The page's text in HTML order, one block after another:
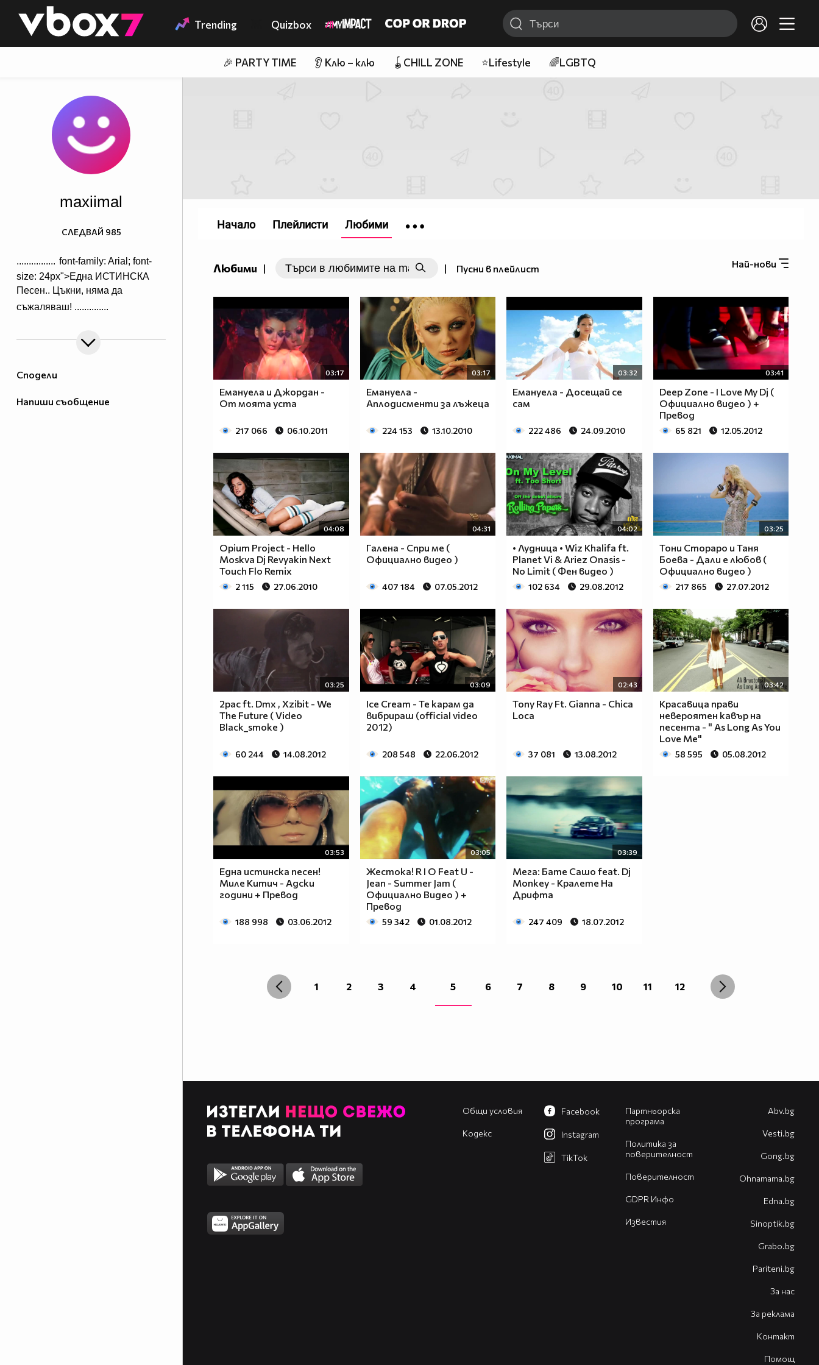
👾 Trending Quizbox
🎉 PARTY TIME 👂 Клю – клю 🪀CHILL ZONE ⭐Lifestyle 🌈LGBTQ
Сподели
Напиши съобщение
maxiimal
................ font-family: Arial; font-
size: 24px">Една ИСТИНСКА
Песен.. Цъкни, няма да
съжаляваш! ..............
СЛЕДВАЙ 985
Любими | | Пусни в плейлист Най-нови
03:17
Емануела и Джордан -
От моята уста
217 066 06.10.2011
03:17
Емануела -
Аплодисменти за лъжеца
224 153 13.10.2010
03:32
Емануела - Досещай се
сам
222 486 24.09.2010
03:41
Deep Zone - I Love My Dj (
Официално видео ) +
Превод
65 821 12.05.2012
04:08
Opium Project - Hello
Moskva Dj Revyakin Next
Touch Flo Remix
2 115 27.06.2010
04:31
Галена - Спри ме (
Официално видео )
407 184 07.05.2012
04:02
• Лудница • Wiz Khalifa ft.
Planet Vi & Ariez Onasis -
No Limit ( Фен видео )
102 634 29.08.2012
03:25
Тони Стораро и Таня
Боева - Дали е любов (
Официално видео )
217 865 27.07.2012
03:25
2pac ft. Dmx , Xzibit - We
The Future ( Video
Black_smoke )
60 244 14.08.2012
03:09
Ice Cream - Те карам да
вибрираш (official video
2012)
208 548 22.06.2012
02:43
Tony Ray Ft. Gianna - Chica
Loca
37 081 13.08.2012
03:42
Красавица прави
невеpоятен кавър на
песента - " As Long As You
Love Me"
58 595 05.08.2012
03:53
Една истинска песен!
Миле Китич - Адски
години + Превод
188 998 03.06.2012
03:05
Жестока! R I O Feat U -
Jean - Summer Jam (
Официално Видео ) +
Превод
59 342 01.08.2012
03:39
Мега: Бате Сашо feat. Dj
Monkey - Кралете На
Дрифта
247 409 18.07.2012
1 2 3 4 5 6 7 8 9 10 11 12
Начало Плейлисти Любими
Общи условия
Кодекс
Партньорска
програма
Политика за
поверителност
Поверителност
GDPR Инфо
Известия
Facebook
Instagram
TikTok
Abv.bg
Vesti.bg
Gong.bg
Оhnamama.bg
Edna.bg
Sinoptik.bg
Grabo.bg
Pariteni.bg
За нас
За реклама
Контакт
Помощ